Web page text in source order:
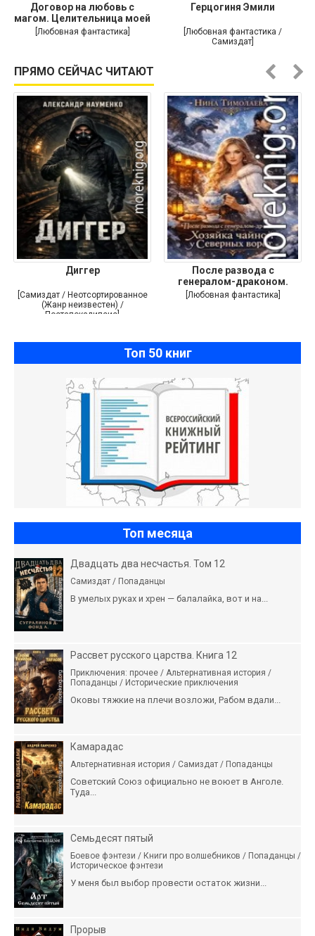
Договор на любовь с
магом. Целительница моей
души
[Любовная фантастика]
Герцогиня Эмили
[Любовная фантастика /
Самиздат]
ПРЯМО СЕЙЧАС ЧИТАЮТ
Диггер
[Самиздат / Неотсортированное
(Жанр неизвестен) /
Постапокалипсис]
После развода с
генералом-драконом.
Хозяйка
[Любовная фантастика]
Топ 50 книг
Топ месяца
Двадцать два несчастья. Том 12
Самиздат / Попаданцы
В умелых руках и хрен — балалайка, вот и на...
Рассвет русского царства. Книга 12
Приключения: прочее / Альтернативная история /
Попаданцы / Исторические приключения
Оковы тяжкие на плечи возложи, Рабом вдали...
Камарадас
Альтернативная история / Самиздат / Попаданцы
Советский Союз официально не воюет в Анголе.
Туда...
Семьдесят пятый
Боевое фэнтези / Книги про волшебников / Попаданцы /
Историческое фэнтези
У меня был выбор провести остаток жизни...
Прорыв